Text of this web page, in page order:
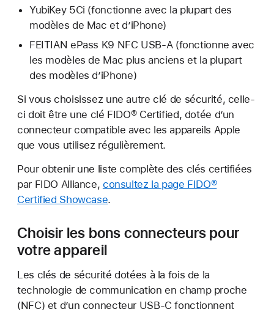
YubiKey 5Ci (fonctionne avec la plupart des
modèles de Mac et d’iPhone)
FEITIAN ePass K9 NFC USB-A (fonctionne avec
les modèles de Mac plus anciens et la plupart
des modèles d’iPhone)
Si vous choisissez une autre clé de sécurité, celle-
ci doit être une clé FIDO® Certified, dotée d’un
connecteur compatible avec les appareils Apple
que vous utilisez régulièrement.
Pour obtenir une liste complète des clés certifiées
par FIDO Alliance, consultez la page FIDO®
Certified Showcase.
Choisir les bons connecteurs pour
votre appareil
Les clés de sécurité dotées à la fois de la
technologie de communication en champ proche
(NFC) et d’un connecteur USB-C fonctionnent